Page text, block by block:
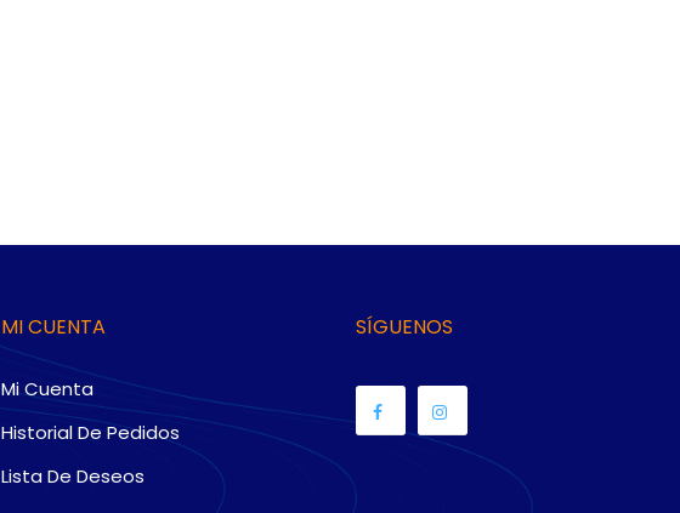
MI CUENTA
Mi Cuenta
Historial De Pedidos
Lista De Deseos
SÍGUENOS